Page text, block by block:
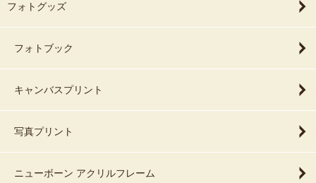
フォトグッズ
フォトブック
キャンバスプリント
写真プリント
ニューボーン アクリルフレーム